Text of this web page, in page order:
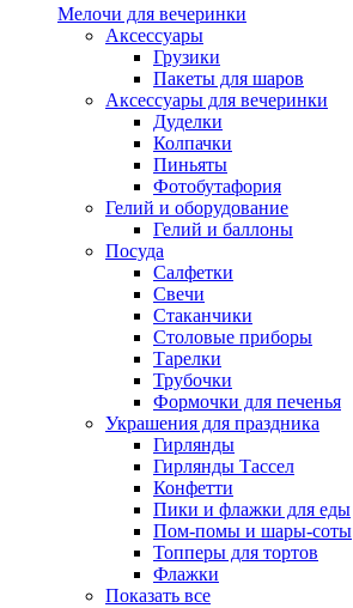
Мелочи для вечеринки
Аксессуары
Грузики
Пакеты для шаров
Аксессуары для вечеринки
Дуделки
Колпачки
Пиньяты
Фотобутафория
Гелий и оборудование
Гелий и баллоны
Посуда
Салфетки
Свечи
Стаканчики
Столовые приборы
Тарелки
Трубочки
Формочки для печенья
Украшения для праздника
Гирлянды
Гирлянды Тассел
Конфетти
Пики и флажки для еды
Пом-помы и шары-соты
Топперы для тортов
Флажки
Показать все